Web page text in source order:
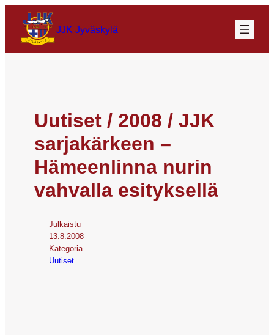
JJK Jyväskylä
Uutiset / 2008 / JJK
sarjakärkeen –
Hämeenlinna nurin
vahvalla esityksellä
Julkaistu
13.8.2008
Kategoria
Uutiset